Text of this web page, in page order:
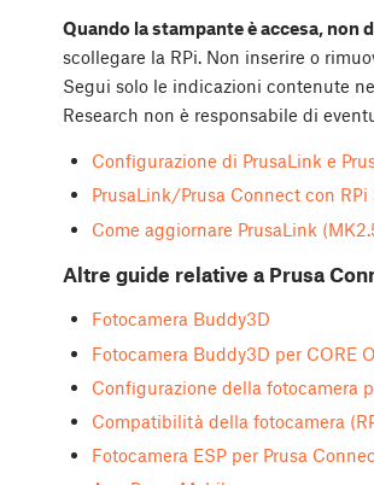
Quando la stampante è accesa, non
scollegare la RPi. Non inserire o
Segui solo le indicazioni contenute
Research non è responsabile di
Configurazione di PrusaLink e
PrusaLink/Prusa Connect con
Come aggiornare PrusaLink
Altre guide relative a Prusa
Fotocamera Buddy3D
Fotocamera Buddy3D per CORE
Configurazione della fotocamera
Compatibilità della fotocamera
Fotocamera ESP per Prusa